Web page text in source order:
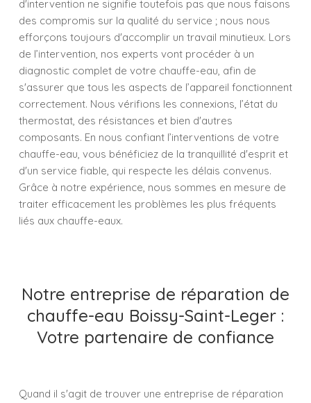
d'intervention ne signifie toutefois pas que nous faisons
des compromis sur la qualité du service ; nous nous
efforçons toujours d'accomplir un travail minutieux. Lors
de l’intervention, nos experts vont procéder à un
diagnostic complet de votre chauffe-eau, afin de
s'assurer que tous les aspects de l’appareil fonctionnent
correctement. Nous vérifions les connexions, l’état du
thermostat, des résistances et bien d'autres
composants. En nous confiant l’interventions de votre
chauffe-eau, vous bénéficiez de la tranquillité d'esprit et
d'un service fiable, qui respecte les délais convenus.
Grâce à notre expérience, nous sommes en mesure de
traiter efficacement les problèmes les plus fréquents
liés aux chauffe-eaux.
Notre entreprise de réparation de
chauffe-eau Boissy-Saint-Leger :
Votre partenaire de confiance
Quand il s'agit de trouver une entreprise de réparation